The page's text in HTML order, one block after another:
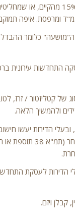
לדוגמה – מחליטים שכל הדירות
ומרפסת. איפה
כלומר ההבדל
התחדשות עירונית
של קטליזטור /
ולהמשיך הלאה.
הדירות יעשו
טובים, אולי מארגן
לעסקת
קבלן ויזם.